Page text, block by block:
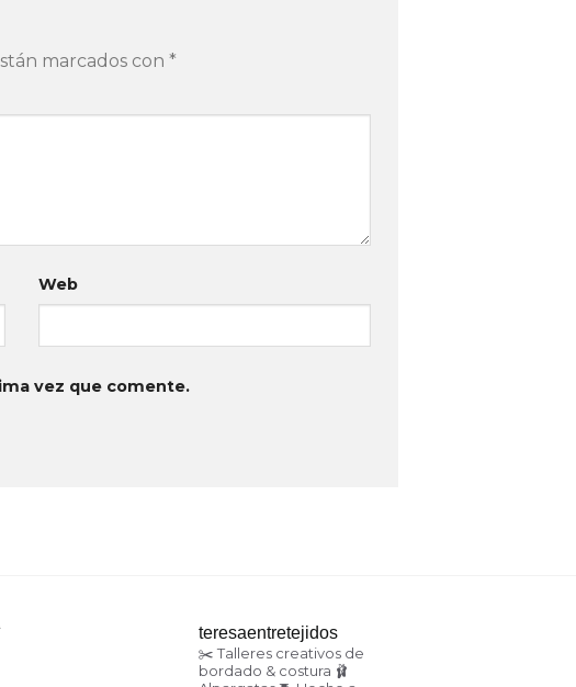
marcados con *
Web
vez que comente.
teresaentretejidos
✂️ Talleres creativos de
bordado & costura 🩰